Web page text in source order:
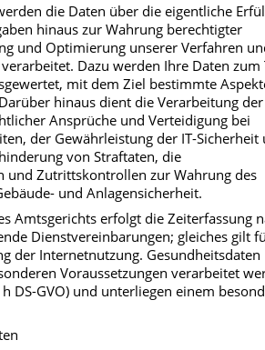
die Daten über die eigentliche
hinaus zur Wahrung berechtigter
und Optimierung unserer Verfahren
Dazu werden Ihre Daten zum
mit dem Ziel bestimmte
hinaus dient die Verarbeitung der
Ansprüche und Verteidigung bei
der Gewährleistung der IT-Sicherheit
von Straftaten, die
und Zutrittskontrollen zur Wahrung des
und Anlagensicherheit.
Amtsgerichts erfolgt die Zeiterfassung
Dienstvereinbarungen; gleiches gilt
der Internetnutzung. Gesundheitsdaten
Voraussetzungen verarbeitet
DS-GVO) und unterliegen einem